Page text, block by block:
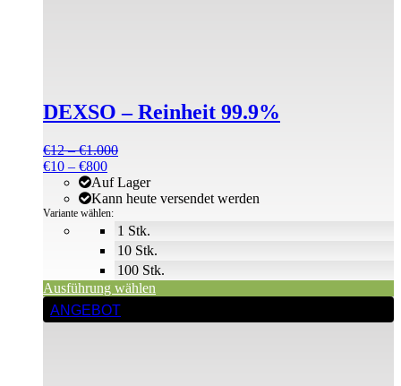
DEXSO – Reinheit 99.9%
€12 –€1.000Preisspanne:
bis
€1.000
€10 – €800Preisspanne:
€10
bis
€800
1 Stk.
10 Stk.
100 Stk.
Auf Lager
Kann heute versendet werden
Variante wählen:
Ausführung wählen
Produktseite
werden
ANGEBOT